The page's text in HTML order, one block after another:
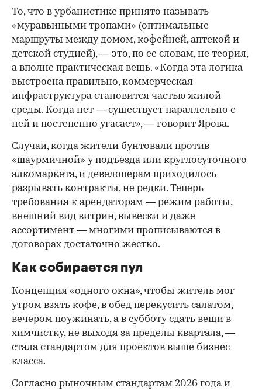
То, что в урбанистике принято называть
«муравьиными тропами» (оптимальные
маршруты между домом, кофейней, аптекой и
детской студией), — это, по ее словам, не теория,
а вполне практическая вещь. «Когда эта логика
выстроена правильно, коммерческая
инфраструктура становится частью жилой
среды. Когда нет — существует параллельно с
ней и постепенно угасает», — говорит Ярова.
Случаи, когда жители бунтовали против
«шаурмичной» у подъезда или круглосуточного
алкомаркета, и девелоперам приходилось
разрывать контракты, не редки. Теперь
требования к арендаторам — режим работы,
внешний вид витрин, вывески и даже
ассортимент — многими прописываются в
договорах достаточно жестко.
Как собирается пул
Концепция «одного окна», чтобы житель мог
утром взять кофе, в обед перекусить салатом,
вечером поужинать, а в субботу сдать вещи в
химчистку, не выходя за пределы квартала, —
стала стандартом для проектов выше бизнес-
класса.
Согласно рыночным стандартам 2026 года и